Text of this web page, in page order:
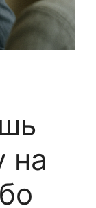
на